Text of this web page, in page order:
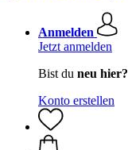
Anmelden
Jetzt anmelden
Bist du neu hier?
Konto erstellen